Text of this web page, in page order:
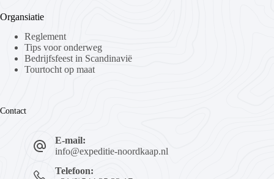
Organsiatie
Reglement
Tips voor onderweg
Bedrijfsfeest in Scandinavië
Tourtocht op maat
Contact
E-mail:
info@expeditie-noordkaap.nl
Telefoon: